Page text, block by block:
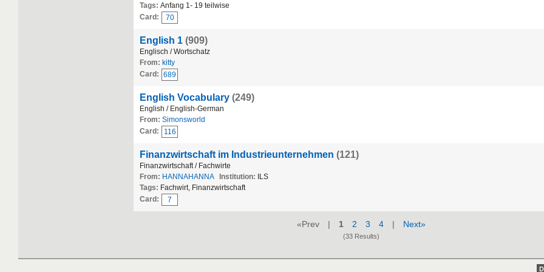
Tags: Anfang 1- 19 teilwise
Card:
70
English 1 (909)
Englisch / Wortschatz
From: kitty
Card: 689
English Vocabulary (249)
English / English-German
From: Simonsworld
Card:
116
Finanzwirtschaft im Industrieunternehmen (121)
Finanzwirtschaft / Fachwirte
From: HANNAHANNA Institution: ILS
Tags: Fachwirt, Finanzwirtschaft
Card:
7
«Prev | 1 2 3 4 | Next»
(33 Results)